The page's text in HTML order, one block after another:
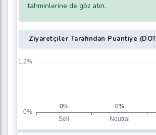
tahminlerine de göz atın.
Ziyaretçiler Tarafından Puantiye